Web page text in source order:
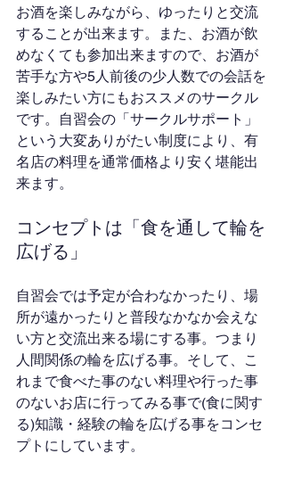
お酒を楽しみながら、ゆったりと交流
することが出来ます。また、お酒が飲
めなくても参加出来ますので、お酒が
苦手な方や5人前後の少人数での会話を
楽しみたい方にもおススメのサークル
です。自習会の「サークルサポート」
という大変ありがたい制度により、有
名店の料理を通常価格より安く堪能出
来ます。
コンセプトは「食を通して輪を
広げる」
自習会では予定が合わなかったり、場
所が遠かったりと普段なかなか会えな
い方と交流出来る場にする事。つまり
人間関係の輪を広げる事。そして、こ
れまで食べた事のない料理や行った事
のないお店に行ってみる事で(食に関す
る)知識・経験の輪を広げる事をコンセ
プトにしています。